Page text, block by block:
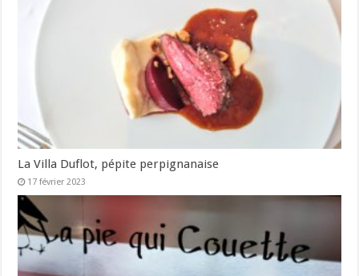
La Villa Duflot, pépite perpignanaise
17 février 2023